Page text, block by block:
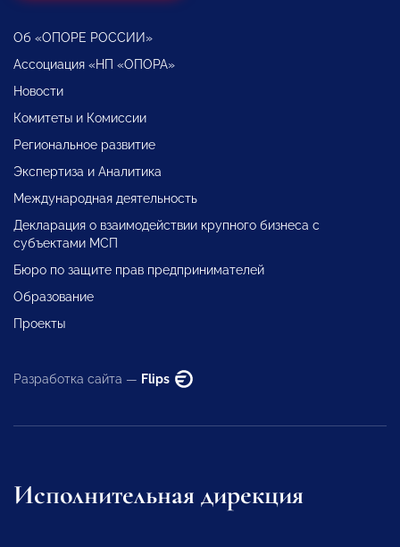
Об «ОПОРЕ РОССИИ»
Ассоциация «НП «ОПОРА»
Новости
Комитеты и Комиссии
Региональное развитие
Экспертиза и Аналитика
Международная деятельность
Декларация о взаимодействии крупного бизнеса с
субъектами МСП
Бюро по защите прав предпринимателей
Образование
Проекты
Разработка сайта — Flips
Исполнительная дирекция